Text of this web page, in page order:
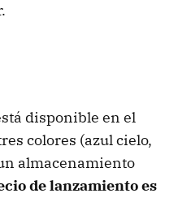
disponible en el
colores (azul cielo,
almacenamiento
de lanzamiento es